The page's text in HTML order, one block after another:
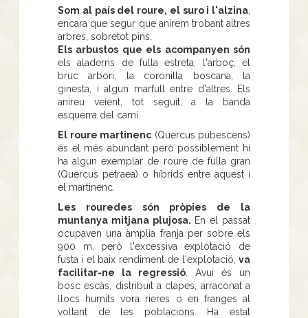
Som al país del roure, el suro i l'alzina
encara que segur que anirem trobant altres
arbres, sobretot pins.
Els arbustos que els acompanyen són
els aladerns de fulla estreta, l'arboç, el
bruc arbori, la coronilla boscana, la
ginesta, i algun marfull entre d'altres. Els
anireu veient, tot seguit, a la banda
esquerra del camí.
El roure martinenc (Quercus pubescens)
és el més abundant però possiblement hi
ha algun exemplar de roure de fulla gran
(Quercus petraea) o híbrids entre aquest i
el martinenc.
Les rouredes són pròpies de la
muntanya mitjana plujosa. En el passat
ocupaven una àmplia franja per sobre els
900 m, però l'excessiva explotació de
fusta i el baix rendiment de l'explotació, va
facilitar-ne la regressió . Avui és un
bosc escàs, distribuït a clapes, arraconat a
llocs humits vora rieres o en franges al
voltant de les poblacions. Ha estat